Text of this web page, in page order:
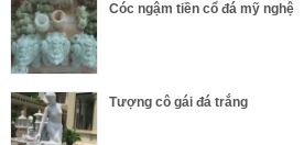
Cóc ngậm tiền cổ đá mỹ nghệ
Tượng cô gái đá trắng